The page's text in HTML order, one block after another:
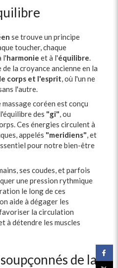
se trouve un principe
toucher, chaque
l'harmonie et à l'équilibre
la croyance ancienne en la
corps et l'esprit , où l'un ne
l'autre.
coréen est conçu
des "gi" , ou
Ces énergies circulent à
appelés "meridiens" , et
pour notre bien-être
ses coudes, et parfois
une pression rythmique
le long de ces
aide à dégager les
la circulation
à détendre les muscles
de la